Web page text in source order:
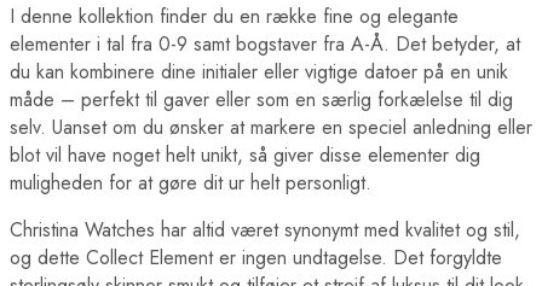
I denne kollektion finder du en række fine og elegante
elementer i tal fra 0-9 samt bogstaver fra A-Å. Det betyder, at
du kan kombinere dine initialer eller vigtige datoer på en unik
måde – perfekt til gaver eller som en særlig forkælelse til dig
selv. Uanset om du ønsker at markere en speciel anledning eller
blot vil have noget helt unikt, så giver disse elementer dig
muligheden for at gøre dit ur helt personligt.
Christina Watches har altid været synonymt med kvalitet og stil,
og dette Collect Element er ingen undtagelse. Det forgyldte